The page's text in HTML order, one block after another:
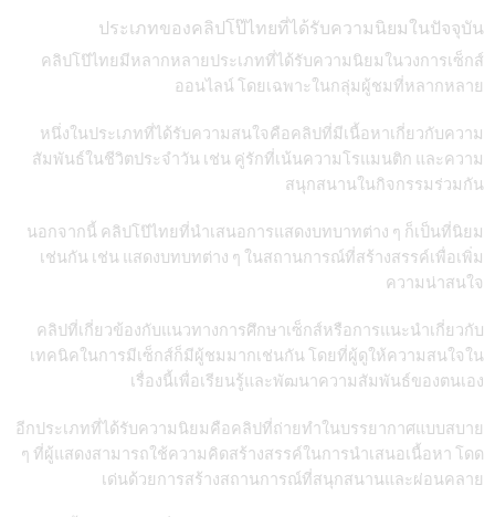
ประเภทของคลิปโป๊ไทยที่ได้รับความนิยมในปัจจุบัน
คลิปโป๊ไทยมีหลากหลายประเภทที่ได้รับความนิยมในวงการเซ็กส์
ออนไลน์ โดยเฉพาะในกลุ่มผู้ชมที่หลากหลาย
หนึ่งในประเภทที่ได้รับความสนใจคือคลิปที่มีเนื้อหาเกี่ยวกับความ
สัมพันธ์ในชีวิตประจำวัน เช่น คู่รักที่เน้นความโรแมนติก และความ
สนุกสนานในกิจกรรมร่วมกัน
นอกจากนี้ คลิปโป๊ไทยที่นำเสนอการแสดงบทบาทต่าง ๆ ก็เป็นที่นิยม
เช่นกัน เช่น แสดงบทบทต่าง ๆ ในสถานการณ์ที่สร้างสรรค์เพื่อเพิ่ม
ความน่าสนใจ
คลิปที่เกี่ยวข้องกับแนวทางการศึกษาเซ็กส์หรือการแนะนำเกี่ยวกับ
เทคนิคในการมีเซ็กส์ก็มีผู้ชมมากเช่นกัน โดยที่ผู้ดูให้ความสนใจใน
เรื่องนี้เพื่อเรียนรู้และพัฒนาความสัมพันธ์ของตนเอง
อีกประเภทที่ได้รับความนิยมคือคลิปที่ถ่ายทำในบรรยากาศแบบสบาย
ๆ ที่ผู้แสดงสามารถใช้ความคิดสร้างสรรค์ในการนำเสนอเนื้อหา โดด
เด่นด้วยการสร้างสถานการณ์ที่สนุกสนานและผ่อนคลาย